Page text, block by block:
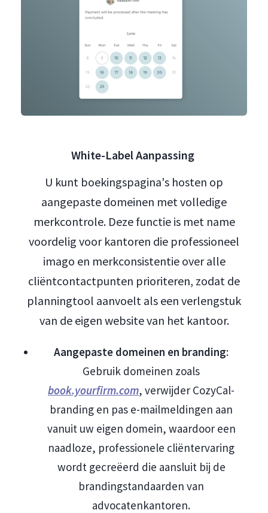
White-Label Aanpassing
U kunt boekingspagina's hosten op
aangepaste domeinen met volledige
merkcontrole. Deze functie is met name
voordelig voor kantoren die professioneel
imago en merkconsistentie over alle
cliëntcontactpunten prioriteren, zodat de
planningtool aanvoelt als een verlengstuk
van de eigen website van het kantoor.
Aangepaste domeinen en branding:
Gebruik domeinen zoals
book.yourfirm.com, verwijder CozyCal-
branding en pas e-mailmeldingen aan
vanuit uw eigen domein, waardoor een
naadloze, professionele cliëntervaring
wordt gecreëerd die aansluit bij de
brandingstandaarden van
advocatenkantoren.